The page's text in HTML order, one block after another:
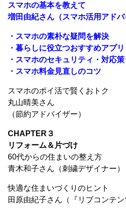
スマホの基本を教えて
増田由紀さん（スマホ活用アドバ
・スマホの素朴な疑問を解決
・暮らしに役立つおすすめアプリ
・スマホのセキュリティ・対応策
・スマホ料金見直しのコツ
スマホのポイ活で賢くおトク
丸山晴美さん
（節約アドバイザー）
CHAPTER３
リフォーム＆片づけ
60代からの住まいの整え方
青木和子さん（刺繍デザイナー）
快適な住まいづくりのヒント
田原由紀子さん（『リブコンテン